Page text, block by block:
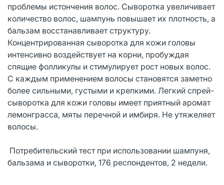
проблемы истончения волос. Сыворотка увеличивает
количество волос, шампунь повышает их плотность, а
бальзам восстанавливает структуру.
Концентрированная сыворотка для кожи головы
интенсивно воздействует на корни, пробуждая
спящие фолликулы и стимулирует рост новых волос.
С каждым применением волосы становятся заметно
более сильными, густыми и крепкими. Легкий спрей-
сыворотка для кожи головы имеет приятный аромат
лемонграсса, мяты перечной и имбиря. Не утяжеляет
волосы.
Потребительский тест при использовании шампуня,
бальзама и сыворотки, 176 респондентов, 2 недели.